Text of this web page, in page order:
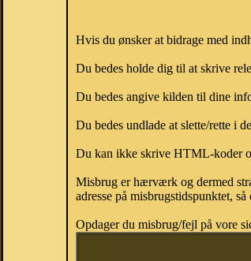
Hvis du ønsker at bidrage med
Du bedes holde dig til at skrive
Du bedes angive kilden til dine
Du bedes undlade at slette/rette i
Du kan ikke skrive HTML-koder
Misbrug er hærværk og dermed
adresse på misbrugstidspunktet,
Opdager du misbrug/fejl på vore